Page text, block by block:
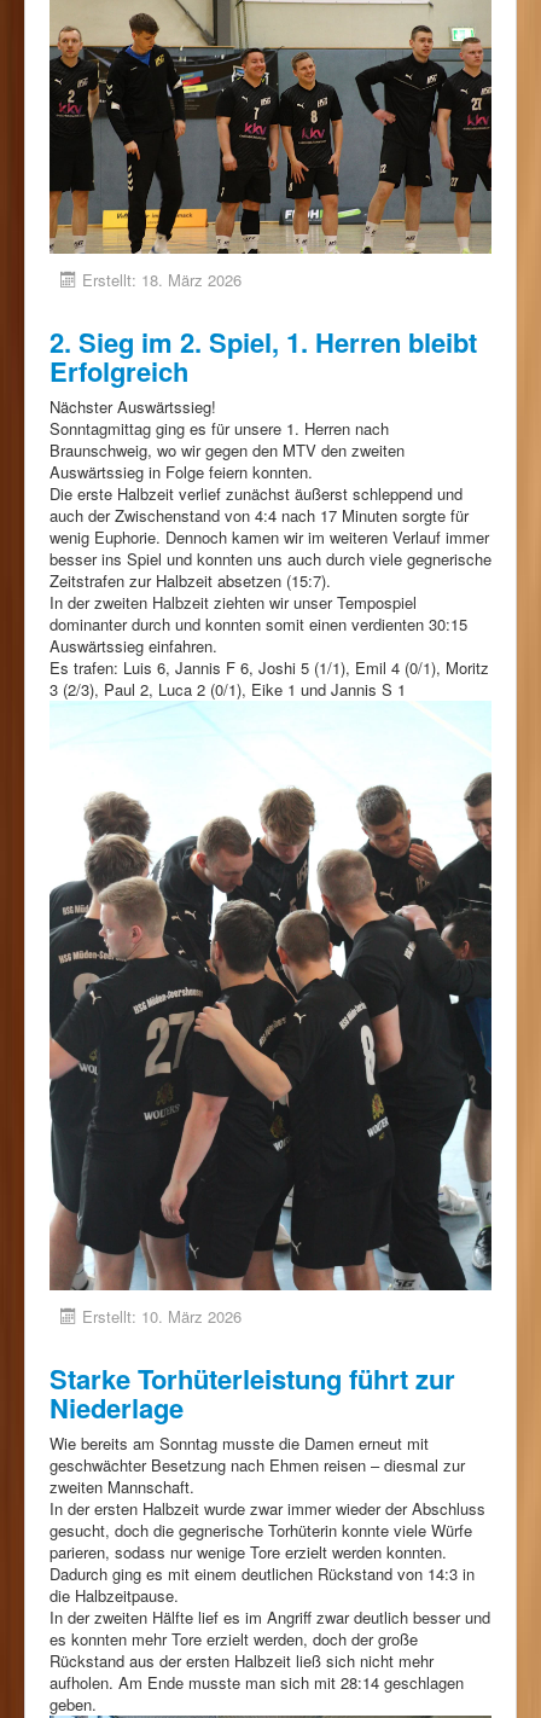
Erstellt: 18. März 2026
2. Sieg im 2. Spiel, 1. Herren bleibt
Erfolgreich
Nächster Auswärtssieg!
Sonntagmittag ging es für unsere 1. Herren nach
Braunschweig, wo wir gegen den MTV den zweiten
Auswärtssieg in Folge feiern konnten.
Die erste Halbzeit verlief zunächst äußerst schleppend und
auch der Zwischenstand von 4:4 nach 17 Minuten sorgte für
wenig Euphorie. Dennoch kamen wir im weiteren Verlauf immer
besser ins Spiel und konnten uns auch durch viele gegnerische
Zeitstrafen zur Halbzeit absetzen (15:7).
In der zweiten Halbzeit ziehten wir unser Tempospiel
dominanter durch und konnten somit einen verdienten 30:15
Auswärtssieg einfahren.
Es trafen: Luis 6, Jannis F 6, Joshi 5 (1/1), Emil 4 (0/1), Moritz
3 (2/3), Paul 2, Luca 2 (0/1), Eike 1 und Jannis S 1
Erstellt: 10. März 2026
Starke Torhüterleistung führt zur
Niederlage
Wie bereits am Sonntag musste die Damen erneut mit
geschwächter Besetzung nach Ehmen reisen – diesmal zur
zweiten Mannschaft.
In der ersten Halbzeit wurde zwar immer wieder der Abschluss
gesucht, doch die gegnerische Torhüterin konnte viele Würfe
parieren, sodass nur wenige Tore erzielt werden konnten.
Dadurch ging es mit einem deutlichen Rückstand von 14:3 in
die Halbzeitpause.
In der zweiten Hälfte lief es im Angriff zwar deutlich besser und
es konnten mehr Tore erzielt werden, doch der große
Rückstand aus der ersten Halbzeit ließ sich nicht mehr
aufholen. Am Ende musste man sich mit 28:14 geschlagen
geben.